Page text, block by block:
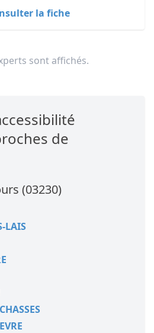
la fiche
sont affichés.
de
(03230)
LAIS